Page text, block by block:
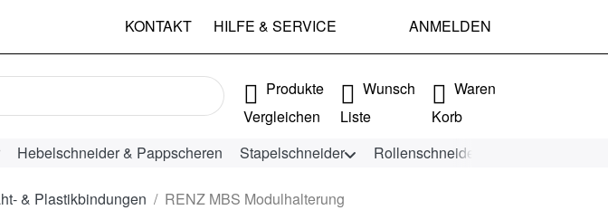
KONTAKT HILFE & SERVICE ANMELDEN
erscheinen automatisch erste Ergebnisse. Drücken Sie die Eingabetaste, um alle
Produkte
Vergleichen
Wunsch
Liste
Waren
Korb
Hebelschneider & Pappscheren Stapelschneider Rollenschneider
& Plastikbindungen RENZ MBS Modulhalterung